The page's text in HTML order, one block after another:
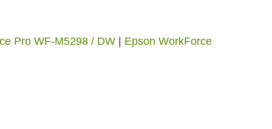
Pro WF-M5298 / DW
Epson WorkForce